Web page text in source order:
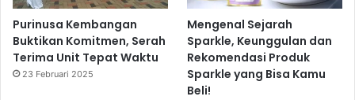
Purinusa Kembangan
Buktikan Komitmen, Serah
Terima Unit Tepat Waktu
23 Februari 2025
Mengenal Sejarah
Sparkle, Keunggulan dan
Rekomendasi Produk
Sparkle yang Bisa Kamu
Beli!